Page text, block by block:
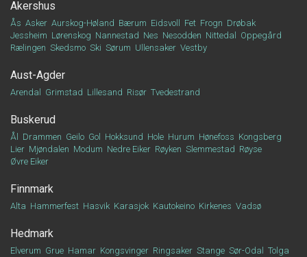
Akershus
Ås Asker Aurskog-Høland Bærum Eidsvoll Fet Frogn Drøbak
Jessheim Lørenskog Nannestad Nes Nesodden Nittedal
Oppegård
Rælingen Skedsmo Ski Sørum Ullensaker Vestby
Aust-Agder
Arendal Grimstad Lillesand Risør Tvedestrand
Buskerud
Ål Drammen Geilo Gol Hokksund Hole Hurum Hønefoss Kongsberg
Lier Mjøndalen Modum Nedre Eiker Røyken Slemmestad Røyse
Øvre Eiker
Finnmark
Alta Hammerfest Hasvik Karasjok Kautokeino Kirkenes Vadsø
Hedmark
Elverum Grue Hamar Kongsvinger Ringsaker Stange Sør-Odal
Tolga